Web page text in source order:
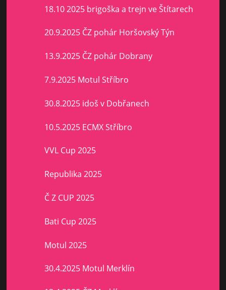
18.10 2025 brigoška a trejn ve Štítarech
20.9.2025 ČZ pohár Horšovský Týn
13.9.2025 ČZ pohár Dobrany
7.9.2025 Motul Stříbro
30.8.2025 idoš v Dobřanech
10.5.2025 ECMX Stříbro
VVL Cup 2025
Republika 2025
Č Z CUP 2025
Bati Cup 2025
Motul 2025
30.4.2025 Motul Merklín